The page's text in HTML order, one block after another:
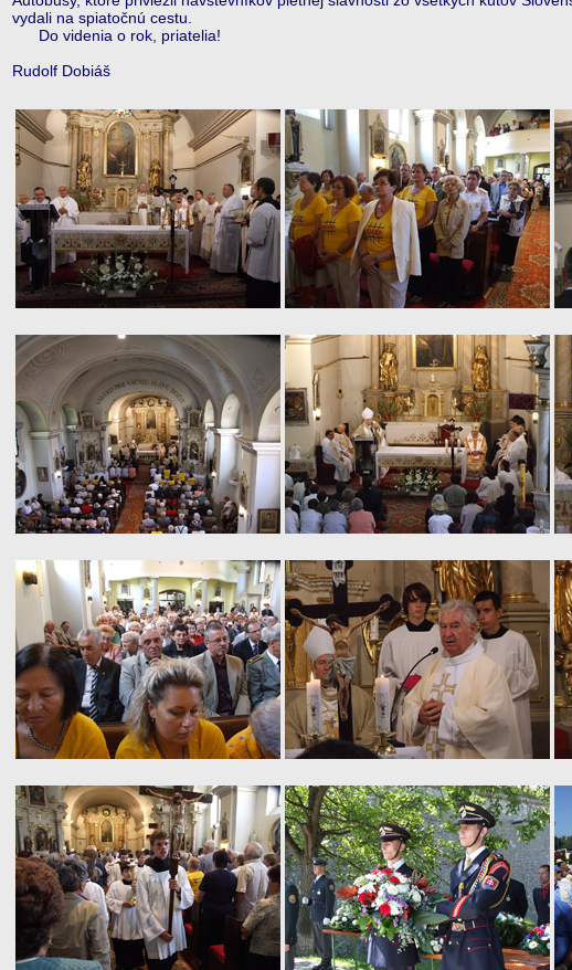
vydali na spiatočnú cestu.
Do videnia o rok, priatelia!
Rudolf Dobiáš